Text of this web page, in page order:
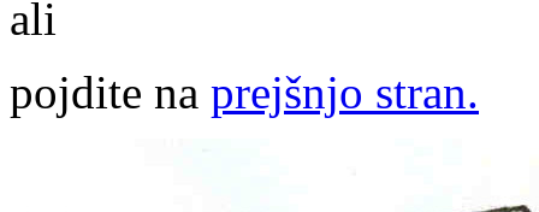
ali
pojdite na prejšnjo stran.